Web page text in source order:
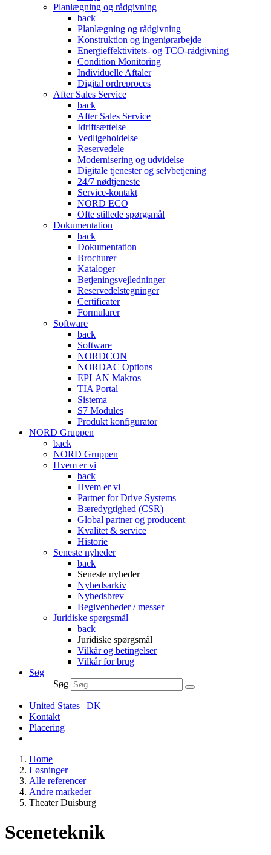
Planlægning og rådgivning
back
Planlægning og rådgivning
Konstruktion og ingeniørarbejde
Energieffektivitets- og TCO-rådgivning
Condition Monitoring
Individuelle Aftaler
Digital ordreproces
After Sales Service
back
After Sales Service
Idriftsættelse
Vedligeholdelse
Reservedele
Modernisering og udvidelse
Digitale tjenester og selvbetjening
24/7 nødtjeneste
Service-kontakt
NORD ECO
Ofte stillede spørgsmål
Dokumentation
back
Dokumentation
Brochurer
Kataloger
Betjeningsvejledninger
Reservedelstegninger
Certificater
Formularer
Software
back
Software
NORDCON
NORDAC Options
EPLAN Makros
TIA Portal
Sistema
S7 Modules
Produkt konfigurator
NORD Gruppen
back
NORD Gruppen
Hvem er vi
back
Hvem er vi
Partner for Drive Systems
Bæredygtighed (CSR)
Global partner og producent
Kvalitet & service
Historie
Seneste nyheder
back
Seneste nyheder
Nyhedsarkiv
Nyhedsbrev
Begivenheder / messer
Juridiske spørgsmål
back
Juridiske spørgsmål
Vilkår og betingelser
Vilkår for brug
Søg
Søg
United States | DK
Kontakt
Placering
Home
Løsninger
Alle referencer
Andre markeder
Theater Duisburg
Sceneteknik